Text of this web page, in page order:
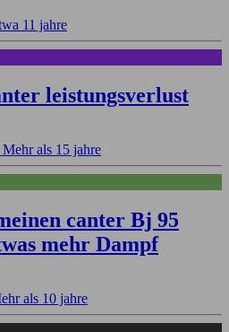
11 jahre
leistungsverlust
als 15 jahre
canter Bj 95
mehr Dampf
als 10 jahre